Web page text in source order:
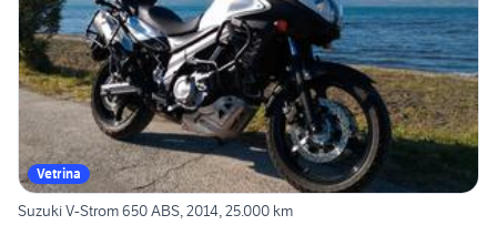
Vetrina
Suzuki V-Strom 650 ABS, 2014, 25.000 km